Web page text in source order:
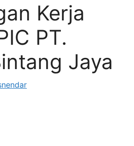
Kerja
PT.
Jaya